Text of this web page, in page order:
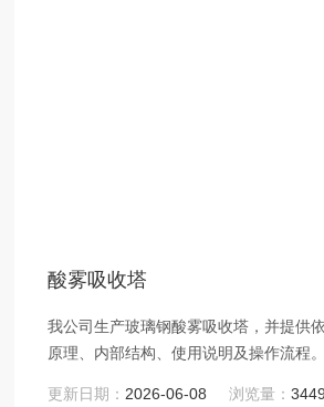
酸雾吸收塔
我公司生产玻璃钢酸雾吸收塔，并提供
原理、内部结构、使用说明及操作流程。
更新日期： 2026-06-08 浏览量：3449